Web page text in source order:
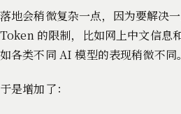
落地会稍微复杂一点，因为要解决
Token 的限制，比如网上中文信息
如各类不同 AI 模型的表现稍微不同。
于是增加了：